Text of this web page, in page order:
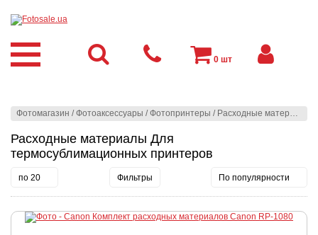
Фотомагазин /Фотоаксессуары /Фотопринтеры / Расходные материалы
Расходные материалы Для
термосублимационных принтеров
по 20 Фильтры По популярности
0 шт